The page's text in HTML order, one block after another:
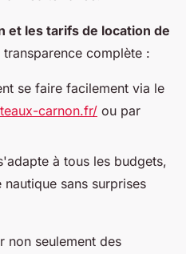
et les tarifs de location de
transparence complète :
se faire facilement via le
carnon.fr/ ou par
à tous les budgets,
sans surprises
non seulement des